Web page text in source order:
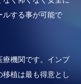
ルする事が可能で
療機関です。インプ
植は最も得意とし